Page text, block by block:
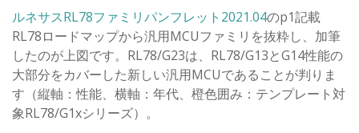
ルネサスRL78ファミリパンフレット2021.04のp1記載
RL78ロードマップから汎用MCUファミリを抜粋し、加筆
したのが上図です。RL78/G23は、RL78/G13とG14性能の
大部分をカバーした新しい汎用MCUであることが判りま
す（縦軸：性能、横軸：年代、橙色囲み：テンプレート対
象RL78/G1xシリーズ）。